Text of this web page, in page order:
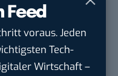
voraus. Jeden
Tech-
Wirtschaft –
Manager
& Co. KGin